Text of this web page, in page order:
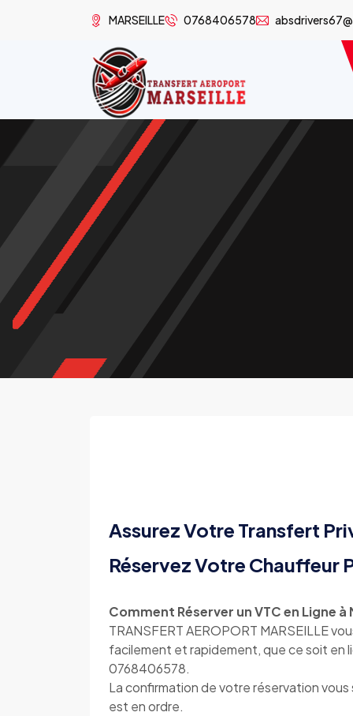
MARSEILLE 0768406578
Assurez Votre Transfert
Réservez Votre Chauffeur
Comment Réserver un VTC en Ligne à
TRANSFERT AEROPORT MARSEILLE
facilement et rapidement, que ce soit en
0768406578.
La confirmation de votre réservation
est en ordre.